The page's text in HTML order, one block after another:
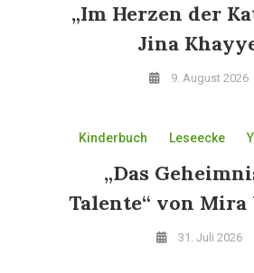
„Im Herzen der
Jina
9. August 2026
Kinderbuch Leseecke
„Das
Talente“ von
31. Juli 2026